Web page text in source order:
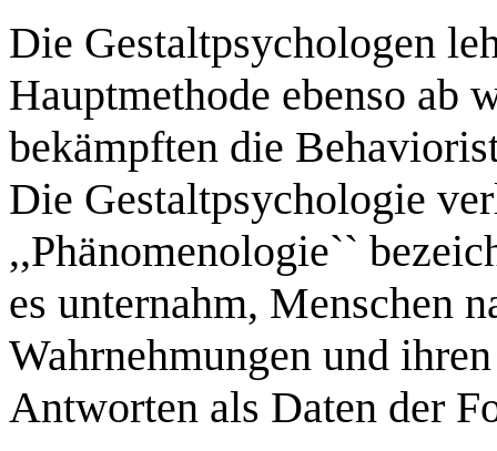
Die Gestaltpsychologen
Hauptmethode ebenso ab
bekämpften die
Die Gestaltpsychologie
,,Phänomenologie``
es unternahm, Menschen
Wahrnehmungen und
Antworten als Daten der